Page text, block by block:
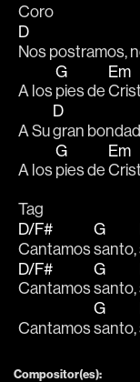
Coro
D
Nos postramos,
A los
G
pies de
Em
A Su
D
gran
A los
G
pies de
Em
Tag
D/F#
Cantamos
G
santo,
D/F#
Cantamos
G
santo,
Cantamos
G
santo,
Compositor(es):